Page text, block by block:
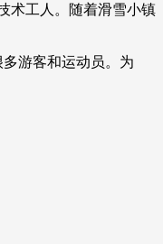
术工人。随着滑雪小镇
游客和运动员。为